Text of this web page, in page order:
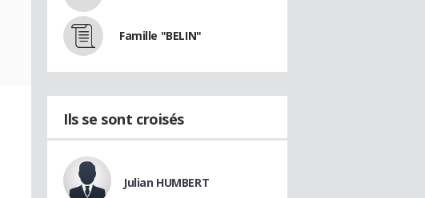
Famille "BELIN"
Ils se sont croisés
Julian HUMBERT